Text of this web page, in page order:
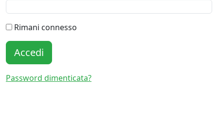
Rimani connesso
Accedi
Password dimenticata?